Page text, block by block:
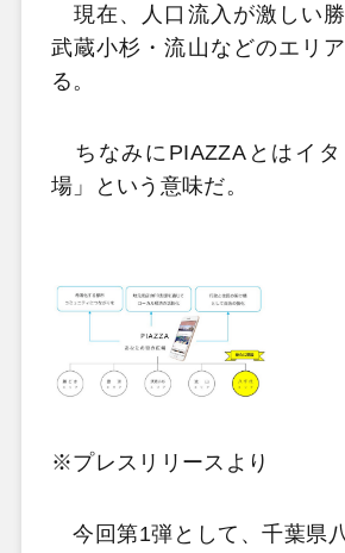
現在、人口流入が激しい勝
武蔵小杉・流山などのエリ
る。
ちなみにPIAZZAとはイ
場」という意味だ。
※プレスリリースより
今回第1弾として、千葉県